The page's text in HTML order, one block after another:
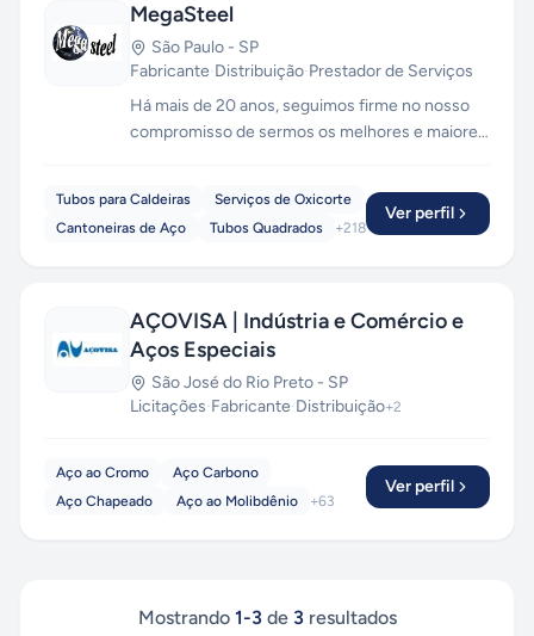
MegaSteel
São Paulo - SP
Fabricante·Distribuição·Prestador de Serviços
Há mais de 20 anos, seguimos firme no nosso
compromisso de sermos os melhores e maiores
treinados para um atendimento personalizado,
que supra as necessidades de cada cliente,
Tubos para Caldeiras
Serviços de Oxicorte
Cantoneiras de Aço
Tubos Quadrados +218
Ver perfil
AÇOVISA | Indústria e Comércio e
Aços Especiais
São José do Rio Preto - SP
Licitações·Fabricante·Distribuição+2
Aço ao Cromo
Aço Carbono
Aço Chapeado
Aço ao Molibdênio +63
Ver perfil
Mostrando 1-3 de 3 resultados